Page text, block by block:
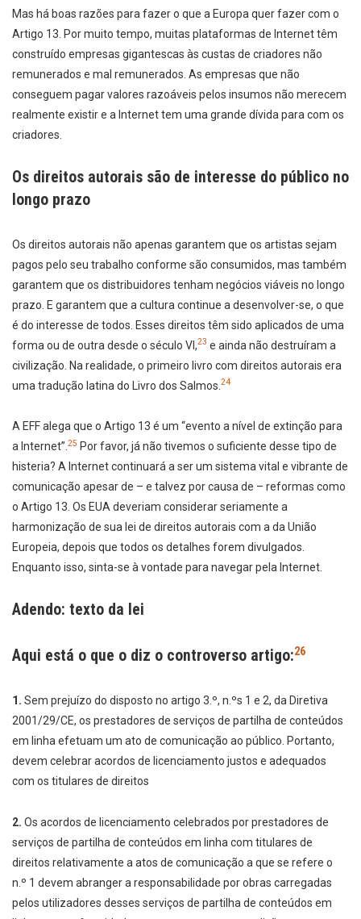
Mas há boas razões para fazer o que a Europa quer fazer com o
Artigo 13. Por muito tempo, muitas plataformas de Internet têm
construído empresas gigantescas às custas de criadores não
remunerados e mal remunerados. As empresas que não
conseguem pagar valores razoáveis pelos insumos não merecem
realmente existir e a Internet tem uma grande dívida para com os
criadores.
Os direitos autorais são de interesse do público no
longo prazo
Os direitos autorais não apenas garantem que os artistas sejam
pagos pelo seu trabalho conforme são consumidos, mas também
garantem que os distribuidores tenham negócios viáveis no longo
prazo. E garantem que a cultura continue a desenvolver-se, o que
é do interesse de todos. Esses direitos têm sido aplicados de uma
forma ou de outra desde o século VI,23 e ainda não destruíram a
civilização. Na realidade, o primeiro livro com direitos autorais era
uma tradução latina do Livro dos Salmos. 24
A EFF alega que o Artigo 13 é um “evento a nível de extinção para
a Internet”.25 Por favor, já não tivemos o suficiente desse tipo de
histeria? A Internet continuará a ser um sistema vital e vibrante de
comunicação apesar de – e talvez por causa de – reformas como
o Artigo 13. Os EUA deveriam considerar seriamente a
harmonização de sua lei de direitos autorais com a da União
Europeia, depois que todos os detalhes forem divulgados.
Enquanto isso, sinta-se à vontade para navegar pela Internet.
Adendo: texto da lei
Aqui está o que o diz o controverso artigo:26
1. Sem prejuízo do disposto no artigo 3.º, n.ºs 1 e 2, da Diretiva
2001/29/CE, os prestadores de serviços de partilha de conteúdos
em linha efetuam um ato de comunicação ao público. Portanto,
devem celebrar acordos de licenciamento justos e adequados
com os titulares de direitos
2. Os acordos de licenciamento celebrados por prestadores de
serviços de partilha de conteúdos em linha com titulares de
direitos relativamente a atos de comunicação a que se refere o
n.º 1 devem abranger a responsabilidade por obras carregadas
pelos utilizadores desses serviços de partilha de conteúdos em